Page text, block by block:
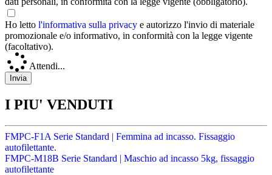
Ho letto l'informativa sulla privacy e autorizzo l'invio di materiale
promozionale e/o informativo, in conformità con la legge vigente
(facoltativo).
Attendi...
I PIU' VENDUTI
FMPC-F1A Serie Standard | Femmina ad incasso. Fissaggio
autofilettante.
FMPC-M18B Serie Standard | Maschio ad incasso 5kg, fissaggio
autofilettante